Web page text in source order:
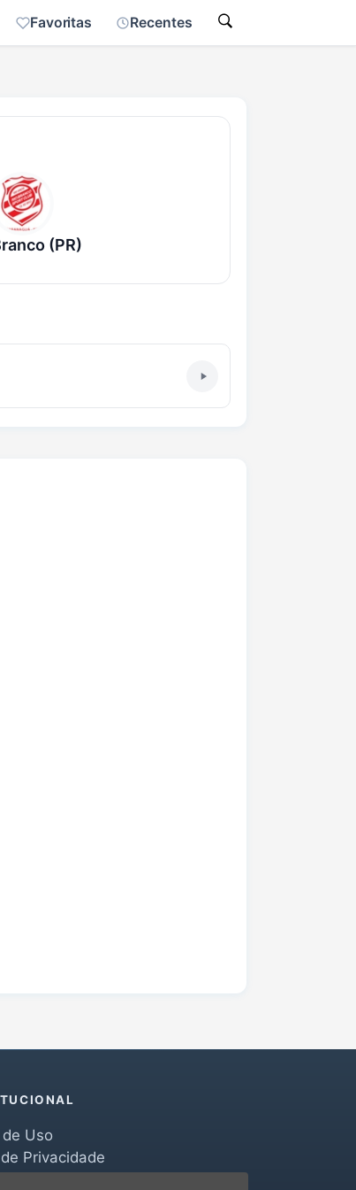
Favoritas Recentes
(PR)
Uso
Privacidade